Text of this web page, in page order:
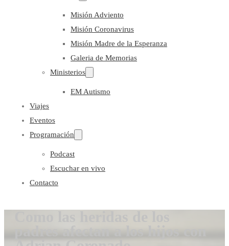
Misión Adviento
Misión Coronavirus
Misión Madre de la Esperanza
Galeria de Memorias
Ministerios
EM Autismo
Viajes
Eventos
Programación
Podcast
Escuchar en vivo
Contacto
padres afectan a los hijos con